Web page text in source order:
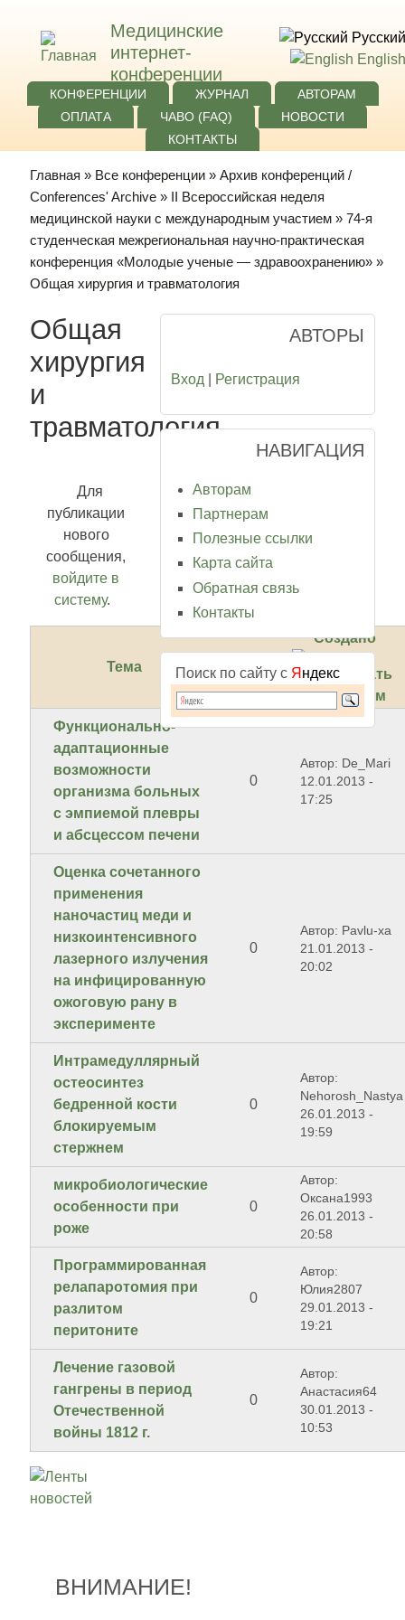
Медицинские
интернет-
конференции
Русский
English
КОНФЕРЕНЦИИ ЖУРНАЛ
АВТОРАМ
ОПЛАТА
ЧАВО (FAQ)
НОВОСТИ
КОНТАКТЫ
Главная » Все конференции »Архив конференций /
Conferences' Archive » II Всероссийская неделя
медицинской науки с международным участием »74-я
студенческая межрегиональная научно-практическая
конференция «Молодые ученые — здравоохранению» »
Общая хирургия и травматология
Общая
хирургия
и
травматология
Для
публикации
нового
сообщения,
войдите в
систему.
Тема Ответов
Создано
Функционально-
адаптационные
возможности
организма больных
с эмпиемой плевры
и абсцессом печени
0
Автор: De_Mari
12.01.2013 -
17:25
Оценка сочетанного
применения
наночастиц меди и
низкоинтенсивного
лазерного излучения
на инфицированную
ожоговую рану в
эксперименте
0
Автор: Pavlu-xa
21.01.2013 -
20:02
Интрамедуллярный
остеосинтез
бедренной кости
блокируемым
стержнем
0
Автор:
Nehorosh_Nastya
26.01.2013 -
19:59
микробиологические
особенности при
роже
0
Автор:
Оксана1993
26.01.2013 -
20:58
Программированная
релапаротомия при
разлитом
перитоните
0
Автор:
Юлия2807
29.01.2013 -
19:21
Лечение газовой
гангрены в период
Отечественной
войны 1812 г.
0
Автор:
Анастасия64
30.01.2013 -
10:53
ВНИМАНИЕ!
АВТОРЫ
Вход Регистрация
НАВИГАЦИЯ
Авторам
Партнерам
Полезные ссылки
Карта сайта
Обратная связь
Контакты
Поиск по сайту с Я ндекс